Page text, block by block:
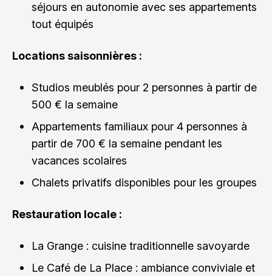
séjours en autonomie avec ses appartements
tout équipés
Locations saisonnières :
Studios meublés pour 2 personnes à partir de
500 € la semaine
Appartements familiaux pour 4 personnes à
partir de 700 € la semaine pendant les
vacances scolaires
Chalets privatifs disponibles pour les groupes
Restauration locale :
La Grange : cuisine traditionnelle savoyarde
Le Café de La Place : ambiance conviviale et